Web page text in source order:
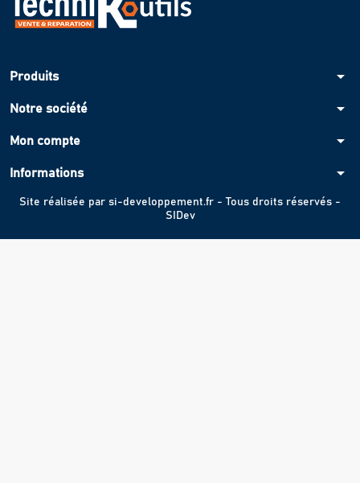
Produits arrow_drop_down
Notre société arrow_drop_down
Mon compte arrow_drop_down
Informations arrow_drop_down
Site réalisée par si-developpement.fr - Tous droits réservés -
SIDev